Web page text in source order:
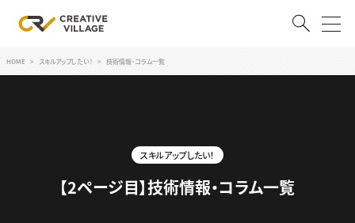
クリエイター求人を探す
HOME スキルアップしたい！ 技術情報・コラム一覧
スキルアップしたい！
【2ページ目】技術情報・コラム一覧